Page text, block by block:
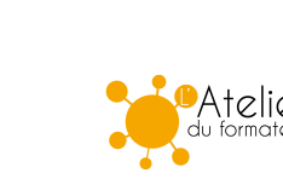
Articles à la une